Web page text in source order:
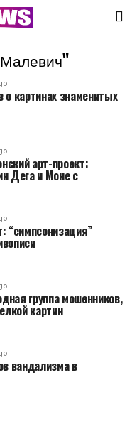
картинах знаменитых
арт-проект:
Дега и Моне с
“симпсонизация”
группа мошенников,
картин
вандализма в